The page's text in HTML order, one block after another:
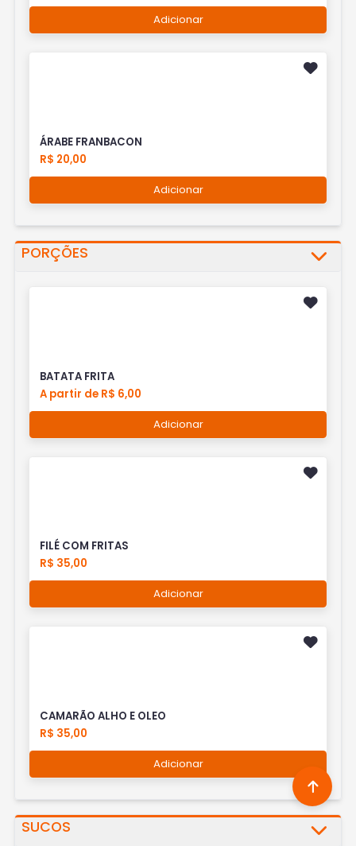
Adicionar
ÁRABE FRANBACON
R$ 20,00
Adicionar
PORÇÕES
BATATA FRITA
A partir de R$ 6,00
Adicionar
FILÉ COM FRITAS
R$ 35,00
Adicionar
CAMARÃO ALHO E OLEO
R$ 35,00
Adicionar
SUCOS